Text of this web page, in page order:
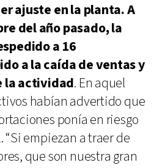
ajuste en la planta. A
del año pasado, la
a 16
a la caída de ventas y
la actividad. En aquel
habían advertido que
ponía en riesgo
empiezan a traer de
que son nuestra gran